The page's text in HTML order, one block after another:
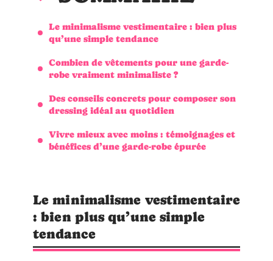
Le minimalisme vestimentaire : bien plus
qu’une simple tendance
Combien de vêtements pour une garde-
robe vraiment minimaliste ?
Des conseils concrets pour composer son
dressing idéal au quotidien
Vivre mieux avec moins : témoignages et
bénéfices d’une garde-robe épurée
Le minimalisme vestimentaire
: bien plus qu’une simple
tendance